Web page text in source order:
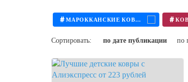
# МАРОККАНСКИЕ КОВРЫ #
Сортировать: по дате публикации по